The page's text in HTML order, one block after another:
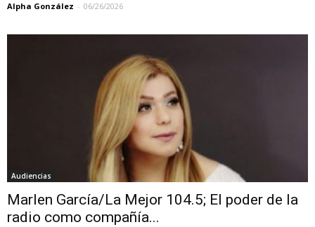
Alpha González - 06/26/2026
Audiencias
Marlen García/La Mejor 104.5; El poder de la
radio como compañía...